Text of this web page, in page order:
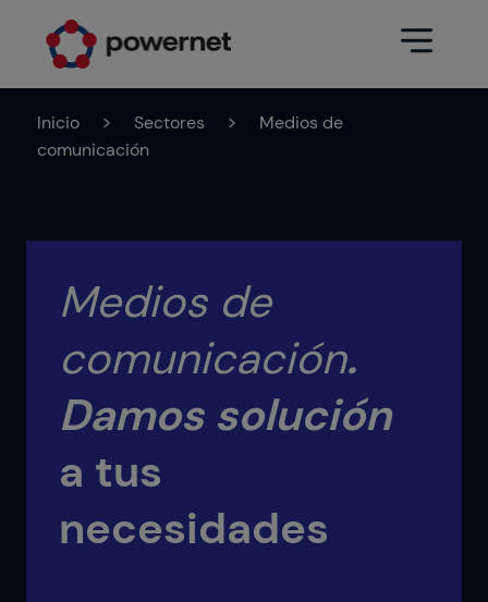
Inicio > Sectores >
Medios de
comunicación
Medios de
comunicación.
Damos solución
a tus
necesidades
Data Center
Ingeniería (arquitectura y diseño
Mantenimiento
Operación Data Center
Áreas
Ir a data center
Sectores
Seguros
Hospitalario
Medios de comunicación
Industria